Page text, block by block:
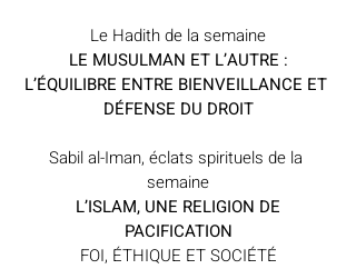
Le Hadith de la semaine
LE MUSULMAN ET L’AUTRE :
L’ÉQUILIBRE ENTRE BIENVEILLANCE ET
DÉFENSE DU DROIT
Sabil al-Iman, éclats spirituels de la
semaine
L’ISLAM, UNE RELIGION DE
PACIFICATION
FOI, ÉTHIQUE ET SOCIÉTÉ